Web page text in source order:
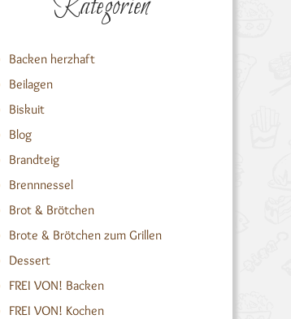
Kategorien
Backen herzhaft
Beilagen
Biskuit
Blog
Brandteig
Brennnessel
Brot & Brötchen
Brote & Brötchen zum Grillen
Dessert
FREI VON! Backen
FREI VON! Kochen